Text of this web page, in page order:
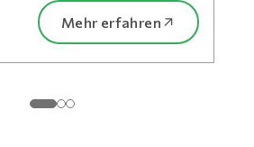
Mehr erfahren